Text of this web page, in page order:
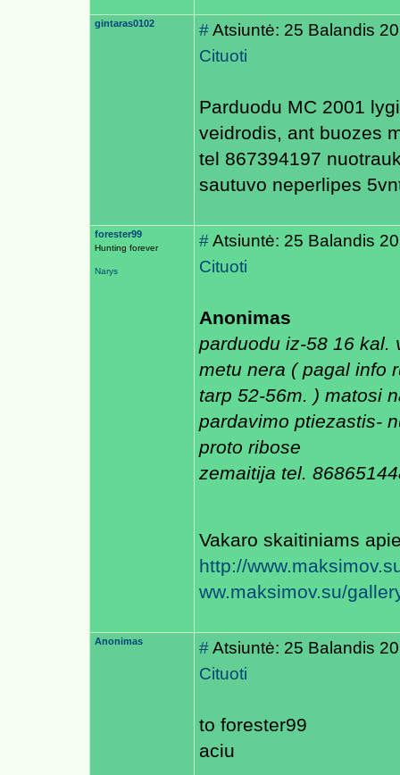
gintaras0102 #Atsiuntė: 25 Balandis
Cituoti
Parduodu MC 2001
veidrodis, ant buozes
tel 867394197
sautuvo neperlipes
forester99
Hunting forever
Narys
#Atsiuntė: 25 Balandis
Cituoti
Anonimas
parduodu iz-58 16 kal.
metu nera ( pagal info
tarp 52-56m. ) matosi
pardavimo ptiezastis-
proto ribose
zemaitija tel.
Vakaro skaitiniams
http://
ww.maksimov.su/
Anonimas #Atsiuntė: 25 Balandis
Cituoti
to forester99
aciu